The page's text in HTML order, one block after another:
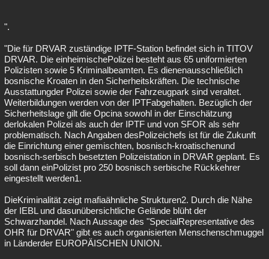
".
"Die für DRVAR zuständige IPTF-Station befindet sich in TITOV
DRVAR. Die einheimischePolizei besteht aus 65 uniformierten
Polizisten sowie 5 Kriminalbeamten. Es dienenausschließlich
bosnische Kroaten in den Sicherheitskräften. Die technische
Ausstattungder Polizei sowie der Fahrzeugpark sind veraltet.
Weiterbildungen werden von der IPTFabgehalten. Bezüglich der
Sicherheitslage gilt die Opcina sowohl in der Einschätzung
derlokalen Polizei als auch der IPTF und von SFOR als sehr
problematisch. Nach Angaben desPolizeichefs ist für die Zukunft
die Einrichtung einer gemischten, bosnisch-kroatischenund
bosnisch-serbisch besetzten Polizeistation in DRVAR geplant. Es
soll dann einPolizist pro 250 bosnisch serbische Rückkehrer
eingestellt werden1.
DieKriminalität zeigt mafiaähnliche Strukturen2. Durch die Nähe
der IEBL und dasunübersichtliche Gelände blüht der
Schwarzhandel. Nach Aussage des "SpecialRepresentative des
OHR für DRVAR" gibt es auch organisierten Menschenschmuggel
in Länderder EUROPÄISCHEN UNION.